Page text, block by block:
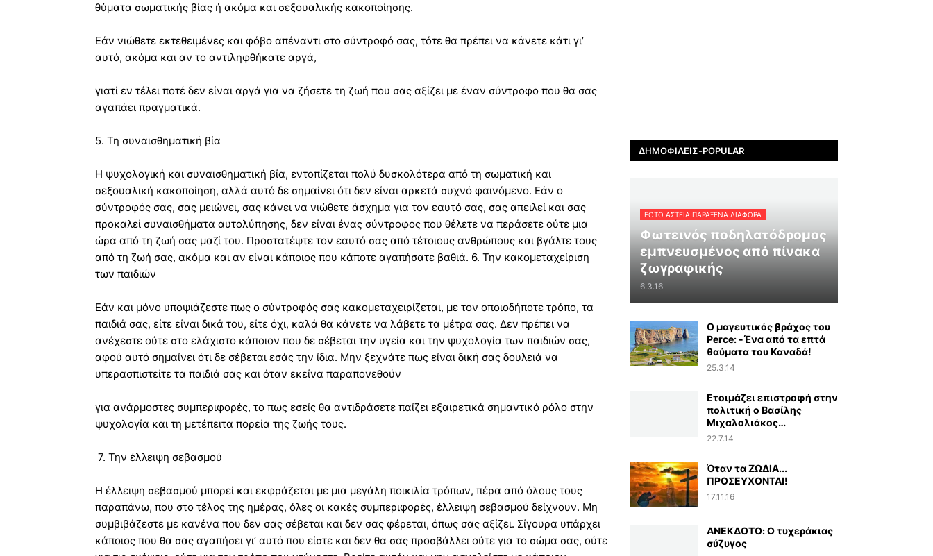
θύματα σωματικής βίας ή ακόμα και σεξουαλικής κακοποίησης.
Εάν νιώθετε εκτεθειμένες και φόβο απέναντι στο σύντροφό σας, τότε θα πρέπει να κάνετε κάτι γι’
αυτό, ακόμα και αν το αντιληφθήκατε αργά,
γιατί εν τέλει ποτέ δεν είναι αργά για να ζήσετε τη ζωή που σας αξίζει με έναν σύντροφο που θα σας
αγαπάει πραγματικά.
5. Τη συναισθηματική βία
Η ψυχολογική και συναισθηματική βία, εντοπίζεται πολύ δυσκολότερα από τη σωματική και
σεξουαλική κακοποίηση, αλλά αυτό δε σημαίνει ότι δεν είναι αρκετά συχνό φαινόμενο. Εάν ο
σύντροφός σας, σας μειώνει, σας κάνει να νιώθετε άσχημα για τον εαυτό σας, σας απειλεί και σας
προκαλεί συναισθήματα αυτολύπησης, δεν είναι ένας σύντροφος που θέλετε να περάσετε ούτε μια
ώρα από τη ζωή σας μαζί του. Προστατέψτε τον εαυτό σας από τέτοιους ανθρώπους και βγάλτε τους
από τη ζωή σας, ακόμα και αν είναι κάποιος που κάποτε αγαπήσατε βαθιά. 6. Την κακομεταχείριση
των παιδιών
Εάν και μόνο υποψιάζεστε πως ο σύντροφός σας κακομεταχειρίζεται, με τον οποιοδήποτε τρόπο, τα
παιδιά σας, είτε είναι δικά του, είτε όχι, καλά θα κάνετε να λάβετε τα μέτρα σας. Δεν πρέπει να
ανέχεστε ούτε στο ελάχιστο κάποιον που δε σέβεται την υγεία και την ψυχολογία των παιδιών σας,
αφού αυτό σημαίνει ότι δε σέβεται εσάς την ίδια. Μην ξεχνάτε πως είναι δική σας δουλειά να
υπερασπιστείτε τα παιδιά σας και όταν εκείνα παραπονεθούν
για ανάρμοστες συμπεριφορές, το πως εσείς θα αντιδράσετε παίζει εξαιρετικά σημαντικό ρόλο στην
ψυχολογία και τη μετέπειτα πορεία της ζωής τους.
7. Την έλλειψη σεβασμού
Η έλλειψη σεβασμού μπορεί και εκφράζεται με μια μεγάλη ποικιλία τρόπων, πέρα από όλους τους
παραπάνω, που στο τέλος της ημέρας, όλες οι κακές συμπεριφορές, έλλειψη σεβασμού δείχνουν. Μη
συμβιβάζεστε με κανένα που δεν σας σέβεται και δεν σας φέρεται, όπως σας αξίζει. Σίγουρα υπάρχει
κάποιος που θα σας αγαπήσει γι’ αυτό που είστε και δεν θα σας προσβάλλει ούτε για το σώμα σας, ούτε
ΔΗΜΟΦΙΛΕΊΣ-POPULAR
FOTO ΑΣΤΕΙΑ ΠΑΡΑΞΕΝΑ ΔΙΑΦΟΡΑ
Φωτεινός ποδηλατόδρομος
εμπνευσμένος από πίνακα
ζωγραφικής
6.3.16
Ο μαγευτικός βράχος του
Perce: -Ένα από τα επτά
θαύματα του Καναδά!
25.3.14
Ετοιμάζει επιστροφή στην
πολιτική ο Βασίλης
Μιχαλολιάκος…
22.7.14
Όταν τα ΖΩΔΙΑ...
ΠΡΟΣΕΥΧΟΝΤΑΙ!
17.11.16
ΑΝΕΚΔΟΤΟ: Ο τυχεράκιας
σύζυγος